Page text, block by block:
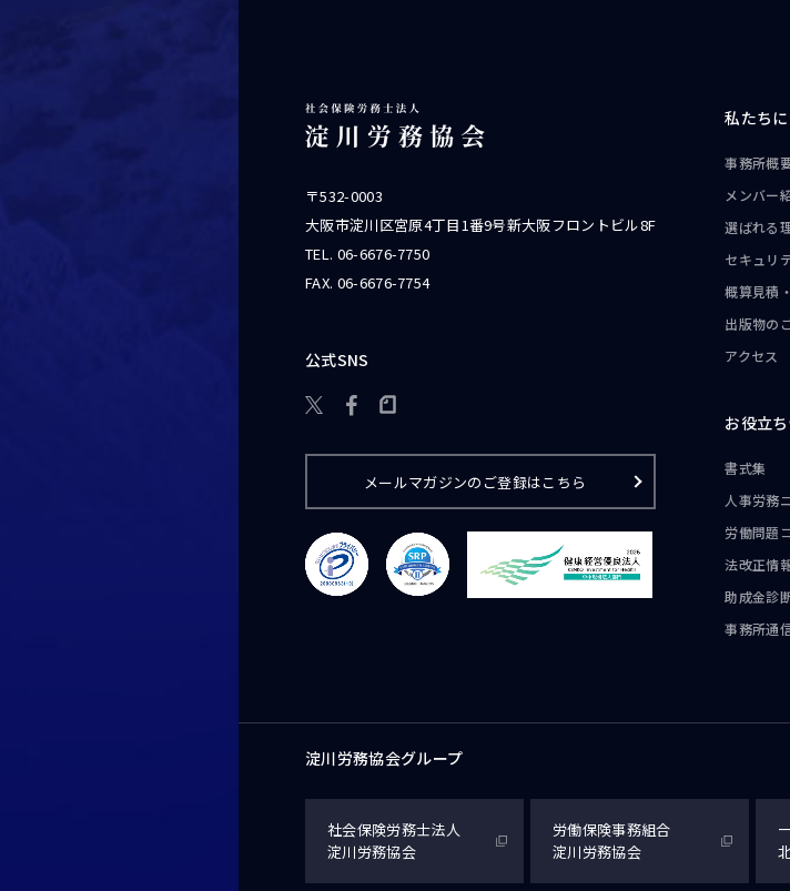
〒532-0003
大阪市淀川区宮原4丁目1番9号新大阪フロントビル8F
TEL. 06-6676-7750
FAX. 06-6676-7754
公式SNS

メールマガジンのご登録はこちら
私たち
事務所概
メンバー
選ばれる
セキュリ
概算見積
出版物の
アクセス
お役立
書式集
人事労務
労働問題
法改正情
助成金診
事務所通
淀川労務協会グループ
社会保険労務士法人
淀川労務協会
労働保険事務組合
淀川労務協会